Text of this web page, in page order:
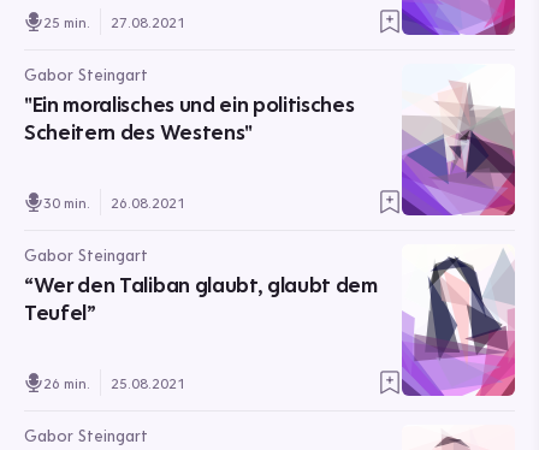
25 min. 27.08.2021
Gabor Steingart
"Ein moralisches und ein politisches
Scheitern des Westens"
30 min. 26.08.2021
Gabor Steingart
“Wer den Taliban glaubt, glaubt dem
Teufel”
26 min. 25.08.2021
Gabor Steingart